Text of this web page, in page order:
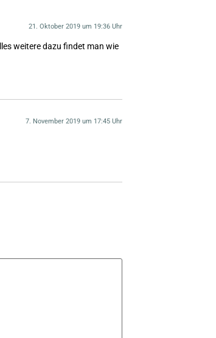
21. Oktober 2019 um 19:36 Uhr
weitere dazu findet man wie
7. November 2019 um 17:45 Uhr